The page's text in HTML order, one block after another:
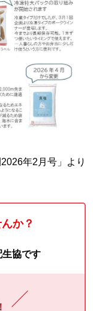
年2月号」より
か？
協です